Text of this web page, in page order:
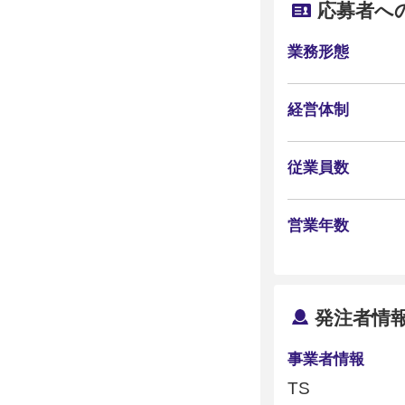
応募者へ
業務形態
経営体制
従業員数
営業年数
発注者情
事業者情報
TS